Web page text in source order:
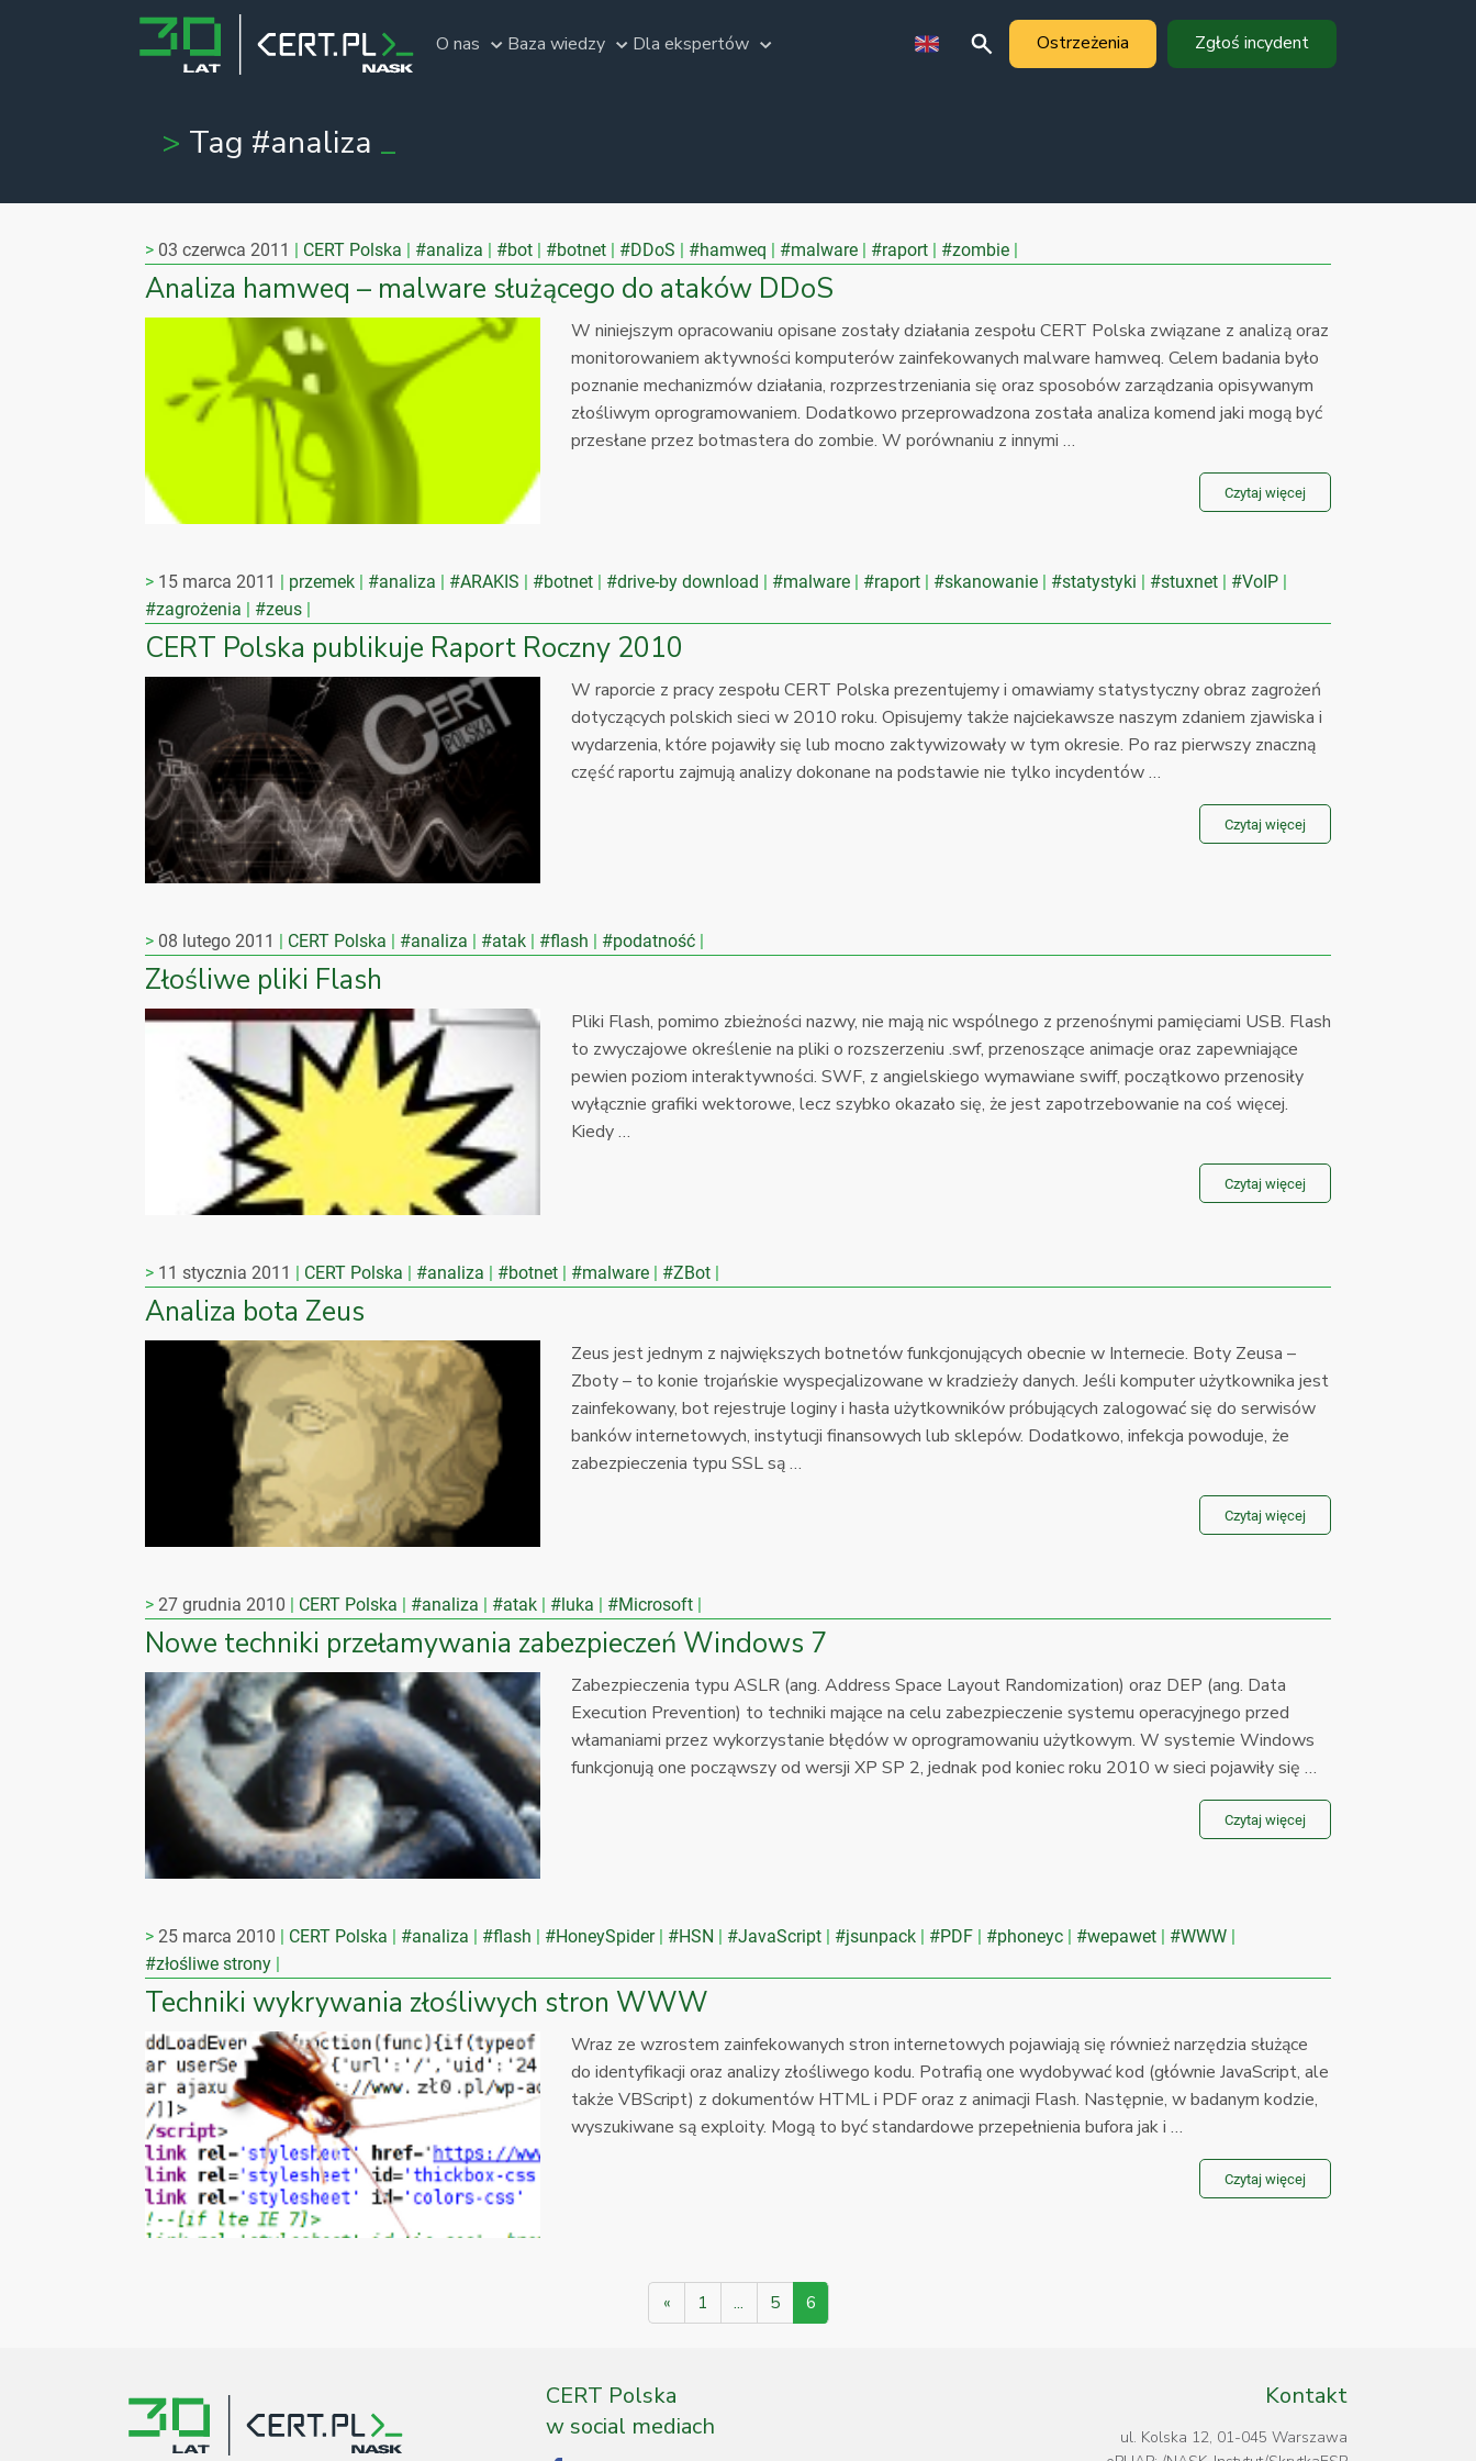
O nas Baza wiedzy Dla ekspertów Ostrzeżenia Zgłoś incydent
Tag #analiza
03 czerwca 2011 CERT Polska #analiza #bot #botnet #DDoS #hamweq #malware #raport #zombie
Analiza hamweq – malware służącego do ataków DDoS
W niniejszym opracowaniu opisane zostały działania zespołu CERT Polska związane z analizą oraz
monitorowaniem aktywności komputerów zainfekowanych malware hamweq. Celem badania było
poznanie mechanizmów działania, rozprzestrzeniania się oraz sposobów zarządzania opisywanym
złośliwym oprogramowaniem. Dodatkowo przeprowadzona została analiza komend jaki mogą być
przesłane przez botmastera do zombie. W porównaniu z innymi …
Czytaj więcej
15 marca 2011 przemek #analiza #ARAKIS #botnet #drive-by download #malware #raport #skanowanie #statystyki #stuxnet
#VoIP
#zagrożenia
#zeus
CERT Polska publikuje Raport Roczny 2010
W raporcie z pracy zespołu CERT Polska prezentujemy i omawiamy statystyczny obraz zagrożeń
dotyczących polskich sieci w 2010 roku. Opisujemy także najciekawsze naszym zdaniem zjawiska i
wydarzenia, które pojawiły się lub mocno zaktywizowały w tym okresie. Po raz pierwszy znaczną
część raportu zajmują analizy dokonane na podstawie nie tylko incydentów …
Czytaj więcej
08 lutego 2011 CERT Polska #analiza #atak #flash #podatność
Złośliwe pliki Flash
Pliki Flash, pomimo zbieżności nazwy, nie mają nic wspólnego z przenośnymi pamięciami USB. Flash
to zwyczajowe określenie na pliki o rozszerzeniu .swf, przenoszące animacje oraz zapewniające
pewien poziom interaktywności. SWF, z angielskiego wymawiane swiff, początkowo przenosiły
wyłącznie grafiki wektorowe, lecz szybko okazało się, że jest zapotrzebowanie na coś więcej.
Kiedy …
Czytaj więcej
11 stycznia 2011 CERT Polska #analiza #botnet #malware #ZBot
Analiza bota Zeus
Zeus jest jednym z największych botnetów funkcjonujących obecnie w Internecie. Boty Zeusa –
Zboty – to konie trojańskie wyspecjalizowane w kradzieży danych. Jeśli komputer użytkownika jest
zainfekowany, bot rejestruje loginy i hasła użytkowników próbujących zalogować się do serwisów
banków internetowych, instytucji finansowych lub sklepów. Dodatkowo, infekcja powoduje, że
zabezpieczenia typu SSL są …
Czytaj więcej
27 grudnia 2010 CERT Polska #analiza #atak #luka #Microsoft
Nowe techniki przełamywania zabezpieczeń Windows 7
Zabezpieczenia typu ASLR (ang. Address Space Layout Randomization) oraz DEP (ang. Data
Execution Prevention) to techniki mające na celu zabezpieczenie systemu operacyjnego przed
włamaniami przez wykorzystanie błędów w oprogramowaniu użytkowym. W systemie Windows
funkcjonują one począwszy od wersji XP SP 2, jednak pod koniec roku 2010 w sieci pojawiły się …
Czytaj więcej
25 marca 2010 CERT Polska #analiza #flash #HoneySpider #HSN #JavaScript #jsunpack #PDF #phoneyc #wepawet
#WWW
#złośliwe strony
Techniki wykrywania złośliwych stron WWW
Wraz ze wzrostem zainfekowanych stron internetowych pojawiają się również narzędzia służące
do identyfikacji oraz analizy złośliwego kodu. Potrafią one wydobywać kod (głównie JavaScript, ale
także VBScript) z dokumentów HTML i PDF oraz z animacji Flash. Następnie, w badanym kodzie,
wyszukiwane są exploity. Mogą to być standardowe przepełnienia bufora jak i …
Czytaj więcej
« 1 ... 5 6
CERT Polska
w social mediach
Kontakt
ul. Kolska 12, 01-045 Warszawa